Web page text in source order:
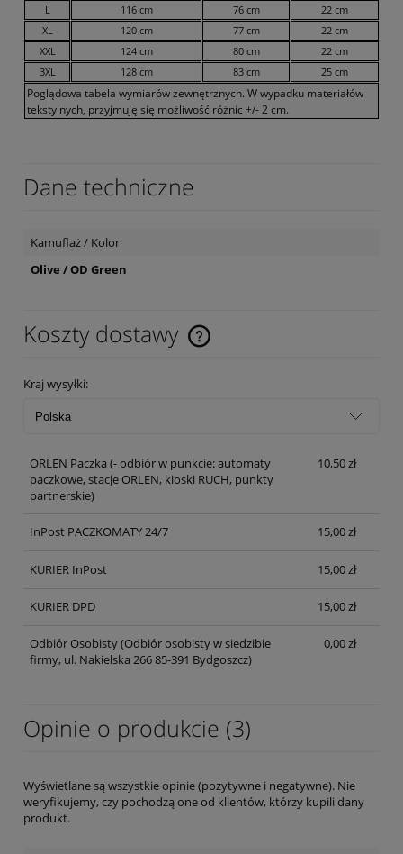
Poglądowa tabela wymiarów zewnętrznych. W wypadku materiałów
tekstylnych, przyjmuję się możliwość różnic +/- 2 cm.
L
116 cm 76 cm
22 cm
XL
120 cm 77 cm
22 cm
XXL
124 cm 80 cm
22 cm
3XL
128 cm 83 cm 25 cm
Dane techniczne
Kamuflaż / Kolor
Olive / OD Green
Koszty dostawy
Cena nie zawiera ewentualnych kosztów płatności
Kraj wysyłki:
ORLEN Paczka (- odbiór w punkcie: automaty
paczkowe, stacje ORLEN, kioski RUCH, punkty
partnerskie)
10,50 zł
InPost PACZKOMATY 24/7 15,00 zł
KURIER InPost 15,00 zł
KURIER DPD 15,00 zł
Odbiór Osobisty(Odbiór osobisty w siedzibie
firmy, ul. Nakielska 266 85-391 Bydgoszcz)
0,00 zł
Opinie o produkcie (3)
Wyświetlane są wszystkie opinie (pozytywne i negatywne). Nie
weryfikujemy, czy pochodzą one od klientów, którzy kupili dany
produkt.